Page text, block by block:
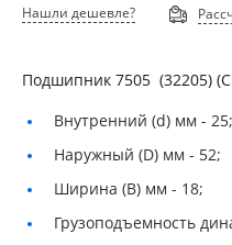
Нашли дешевле?
Подшипник 7505 (32205)
Внутренний (d) мм - 25;
Наружный (D) мм - 52;
Ширина (B) мм - 18;
Грузоподъемность